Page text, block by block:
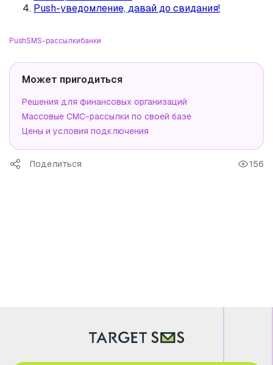
Push-уведомление, давай до свидания!
PushSMS-рассылкибанки
Может пригодиться
Решения для финансовых организаций
Массовые СМС-рассылки по своей базе
Цены и условия подключения
Поделиться 156